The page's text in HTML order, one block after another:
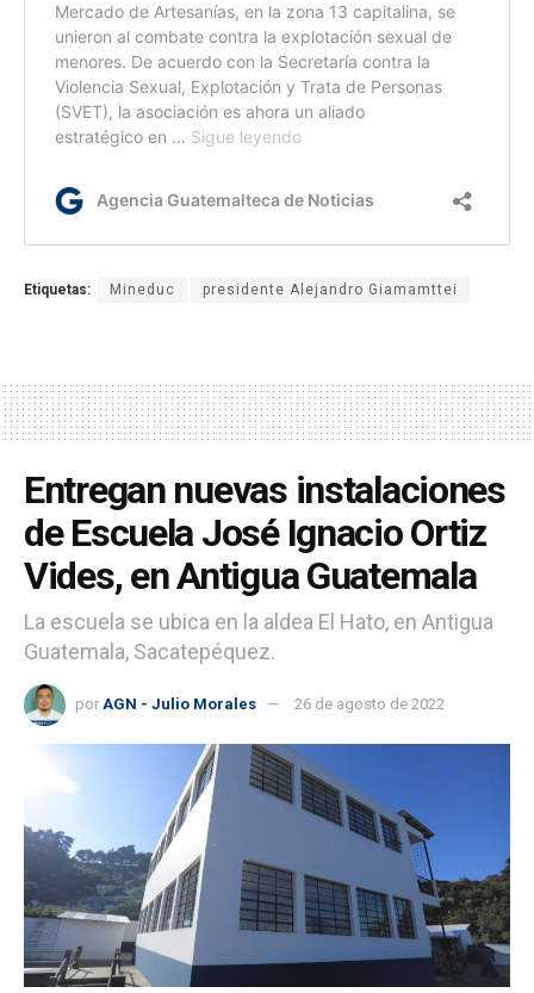
Etiquetas: Mineduc presidente Alejandro Giamamttei
Entregan nuevas instalaciones
de Escuela José Ignacio Ortiz
Vides, en Antigua Guatemala
La escuela se ubica en la aldea El Hato, en Antigua
Guatemala, Sacatepéquez.
por AGN - Julio Morales 26 de agosto de 2022